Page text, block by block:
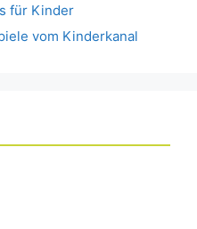
für Kinder
vom Kinderkanal